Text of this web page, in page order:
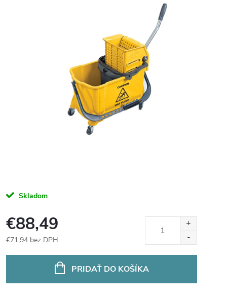
Skladom
€88,49
€71,94 bez DPH
PRIDAŤ DO KOŠÍKA